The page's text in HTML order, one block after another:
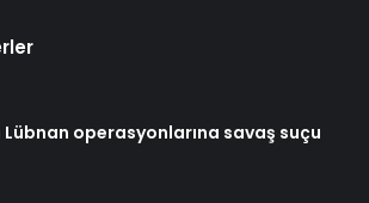
Lübnan operasyonlarına savaş suçu